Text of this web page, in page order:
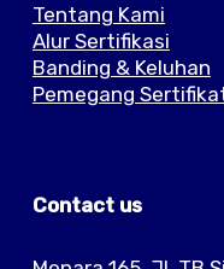
Tentang Kami
Alur Sertifikasi
Banding & Keluhan
Pemegang
Contact us